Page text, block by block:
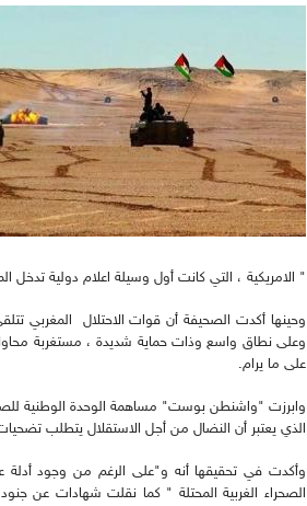
" الامريكية ، التي كانت أول وسيلة اعلام دولية تدخل
وحينها أكدت الصحيفة أن قوات الاحتلال المغربي
وعلى نطاق واسع وذات حماية شديدة ، مستغربة
على ما يرام.
وابرزت "واشنطن بوست" مساهمة الوحدة الوطنية
الذي يعتبر أن النضال من أجل الاستقلال يتطلب
وأكدت في تحقيقها أنه و"على الرغم من وجود
الصحراء الغربية المحتلة " كما نقلت شهادات عن